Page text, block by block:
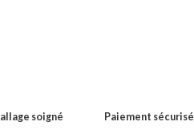
soigné Paiement sécurisé